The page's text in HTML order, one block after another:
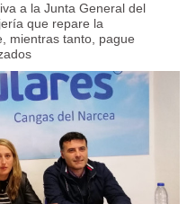
a la Junta General del
que repare la
mientras tanto, pague